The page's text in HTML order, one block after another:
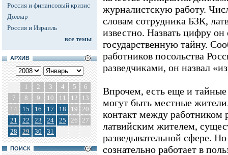
Россия и финансовый кризис
Доллар
Россия и Израиль
все темы
АРХИВ
1 2 3 4 5
6
7
8 9 10 11 12
13
14
15 16 17 18 19 20
21
22 23 24 25 26 27
28
29 30 31
ПОИСК
журналистскую работу.
словам сотрудника БЗК,
известно. Назвать цифру он
государственную тайну.
работников посольства
разведчиками, он назвал
Впрочем, есть еще и
могут быть местные
контакт между работником
латвийским жителем,
разведывательной сфере.
сознательно работает в